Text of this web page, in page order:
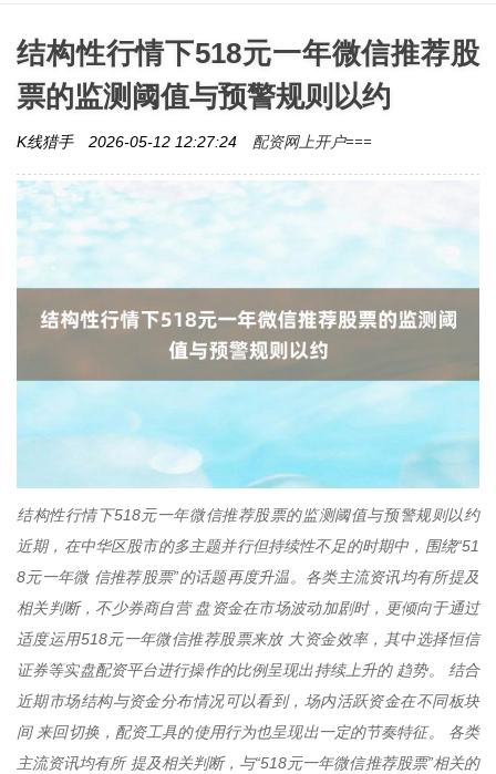
结构性行情下518元一年微信推荐股
票的监测阈值与预警规则以约
K线猎手 2026-05-12 12:27:24 配资网上开户===
结构性行情下518元一年微信推荐股票的监测阈值与预警规则以约
近期，在中华区股市的多主题并行但持续性不足的时期中，围绕“51
8元一年微 信推荐股票”的话题再度升温。各类主流资讯均有所提及
相关判断，不少券商自营 盘资金在市场波动加剧时，更倾向于通过
适度运用518元一年微信推荐股票来放 大资金效率，其中选择恒信
证券等实盘配资平台进行操作的比例呈现出持续上升的 趋势。 结合
近期市场结构与资金分布情况可以看到，场内活跃资金在不同板块
间 来回切换，配资工具的使用行为也呈现出一定的节奏特征。 各类
主流资讯均有所 提及相关判断，与“518元一年微信推荐股票”相关的